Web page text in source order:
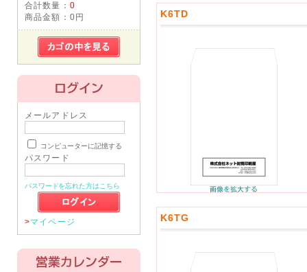
合計数量： 0
商品金額： 0円
メールアドレス
コンピューターに記憶する
パスワード
パスワードを忘れた方はこちら
>マイページ
K6TD
K6TG